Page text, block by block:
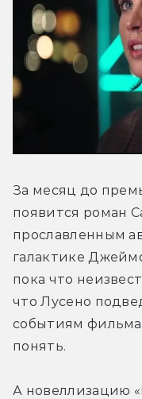
За месяц до
появится роман
прославленным
галактике
пока что
что Лусено
событиям
понять.
А новеллизацию